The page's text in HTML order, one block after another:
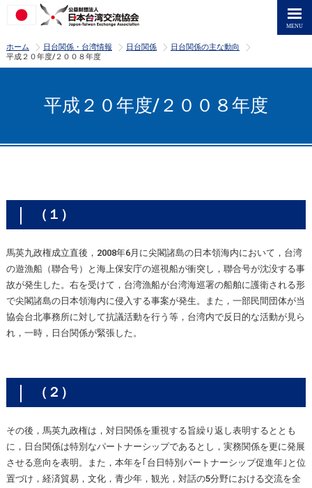
ホーム >
日台関係・台湾情報 >
日台関係 >
日台関係の主な動向
平成２０年度/２００８年度
平成２０年度/２００８年度
（１）
馬英九政権成立直後，2008年6月に尖閣諸島の日本領海内において，台湾
の遊漁船（聯合号）と海上保安庁の巡視船が衝突し，聯合号が沈没する事
故が発生した。右を受けて，台湾漁船が台湾海巡署の船舶に護衛される形
で尖閣諸島の日本領海内に侵入する事案が発生。また，一部民間団体が当
協会台北事務所に対して抗議活動を行う等，台湾内で反日的な活動が見ら
れ，一時，日台関係が緊張した。
（２）
その後，馬英九政権は，対日関係を重視する旨繰り返し表明するととも
に，日台関係は特別なパートナーシップであるとし，実務関係を更に発展
させる意向を表明。また，本年を｢台日特別パートナーシップ促進年｣と位
置づけ，経済貿易，文化，青少年，観光，対話の5分野における交流を全